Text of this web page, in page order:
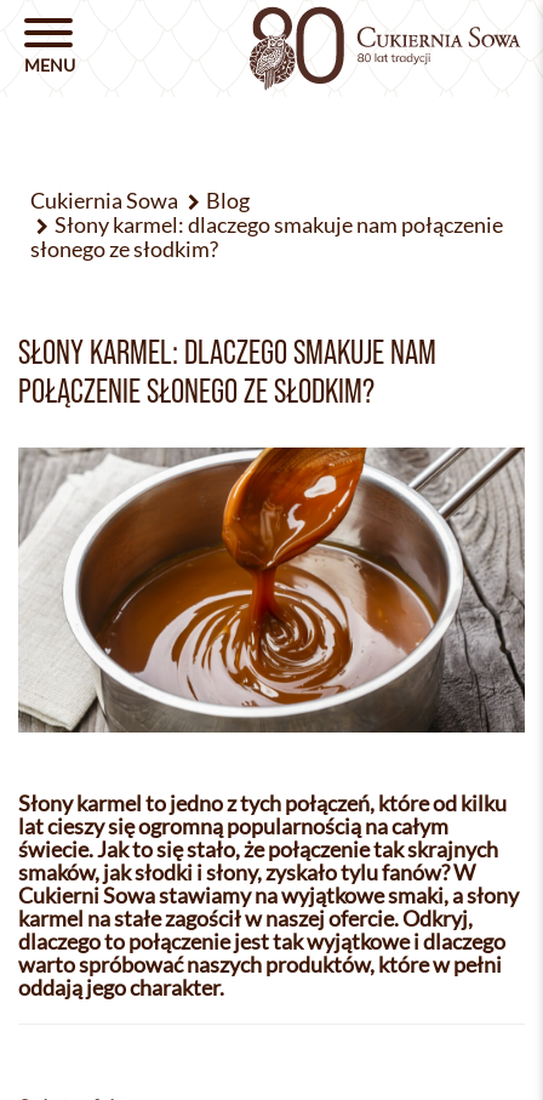
Cukiernia Sowa
Blog
Słony karmel: dlaczego smakuje nam połączenie
słonego ze słodkim?
SŁONY KARMEL: DLACZEGO SMAKUJE NAM
POŁĄCZENIE SŁONEGO ZE SŁODKIM?
Słony karmel to jedno z tych połączeń, które od kilku
lat cieszy się ogromną popularnością na całym
świecie. Jak to się stało, że połączenie tak skrajnych
smaków, jak słodki i słony, zyskało tylu fanów? W
Cukierni Sowa stawiamy na wyjątkowe smaki, a słony
karmel na stałe zagościł w naszej ofercie. Odkryj,
dlaczego to połączenie jest tak wyjątkowe i dlaczego
warto spróbować naszych produktów, które w pełni
oddają jego charakter.